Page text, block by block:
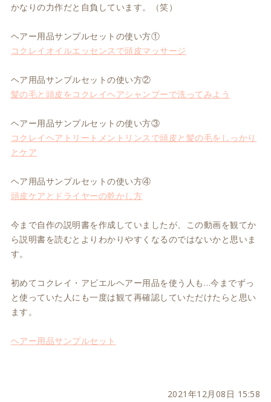
かなりの力作だと自負しています。（笑）
ヘアー用品サンプルセットの使い方①
コクレイオイルエッセンスで頭皮マッサージ
ヘア用品サンプルセットの使い方②
髪の毛と頭皮をコクレイヘアシャンプーで洗ってみよう
ヘアー用品サンプルセットの使い方③
コクレイヘアトリートメントリンスで頭皮と髪の毛をしっかり
とケア
ヘア用品サンプルセットの使い方④
頭皮ケアとドライヤーの乾かし方
今まで自作の説明書を作成していましたが、この動画を観てか
ら説明書を読むとよりわかりやすくなるのではないかと思いま
す。
初めてコクレイ・アビエルヘアー用品を使う人も…今までずっ
と使っていた人にも一度は観て再確認していただけたらと思い
ます。
ヘアー用品サンプルセット
2021年12月08日 15:58